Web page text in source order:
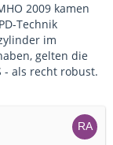
2009 kamen
Technik
im
gelten die
- als recht robust.